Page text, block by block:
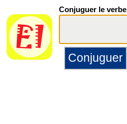
Conjuguer le verbe